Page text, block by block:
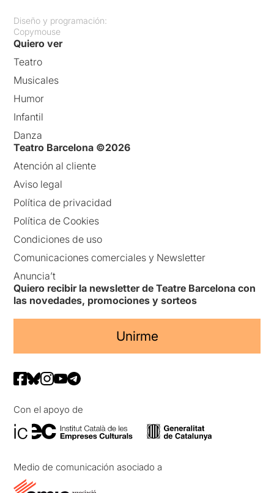
Diseño y programación:
Copymouse
Quiero ver
Teatro
Musicales
Humor
Infantil
Danza
Teatro Barcelona ©2026
Atención al cliente
Aviso legal
Política de privacidad
Política de Cookies
Condiciones de uso
Comunicaciones comerciales y Newsletter
Anuncia’t
Quiero recibir la newsletter de Teatre Barcelona con
las novedades, promociones y sorteos
Unirme
Con el apoyo de
Medio de comunicación asociado a